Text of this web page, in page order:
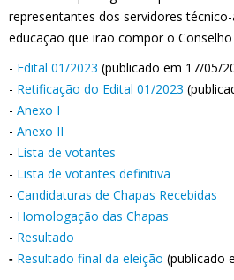
representantes dos servidores
educação que irão compor o
- Edital 01/2023 (publicado em 17/05/
- Retificação do Edital 01/2023
- Anexo I
- Anexo II
- Lista de votantes
- Lista de votantes definitiva
- Candidaturas de Chapas Recebidas
- Homologação das Chapas
- Resultado
- Resultado final da eleição (publicado